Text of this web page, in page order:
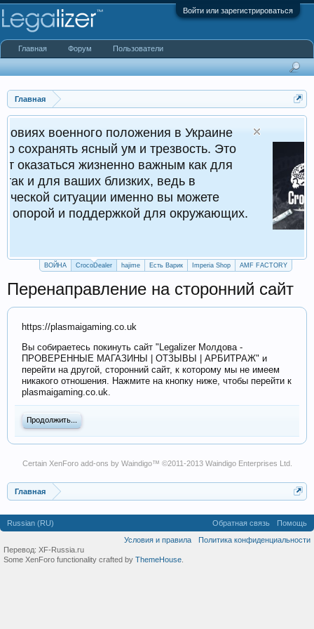
Войти или зарегистрироваться
Главная
положения в Украине
ум и трезвость. Это
важным как для
близких, ведь в
именно вы можете
для окружающих.
ВОЙНА CrocoDealer hajime Есть Варик Imperia Shop AMF FACTORY
Перенаправление на сторонний сайт
https://plasmaigaming.co.uk
Вы собираетесь покинуть сайт "Legalizer Молдова -
ПРОВЕРЕННЫЕ МАГАЗИНЫ | ОТЗЫВЫ | АРБИТРАЖ" и
перейти на другой, сторонний сайт, к которому мы не имеем
никакого отношения. Нажмите на кнопку ниже, чтобы перейти к
plasmaigaming.co.uk.
Продолжить...
Certain XenForo add-ons by Waindigo™ ©2011-2013 Waindigo Enterprises Ltd.
Главная
Главная Форум Пользователи
Russian (RU) Обратная связь
Помощь
Условия и правила
Политика конфиденциальности
Перевод: XF-Russia.ru
Some XenForo functionality crafted by ThemeHouse